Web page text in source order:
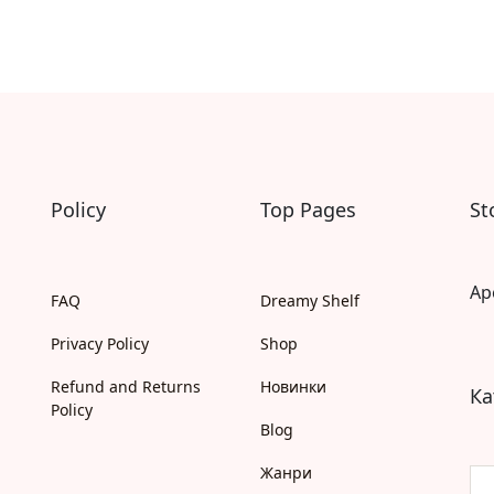
Policy
FAQ
Privacy Policy
Refund and Returns
Policy
Top Pages
Dreamy Shelf
Shop
Новинки
Blog
Жанри